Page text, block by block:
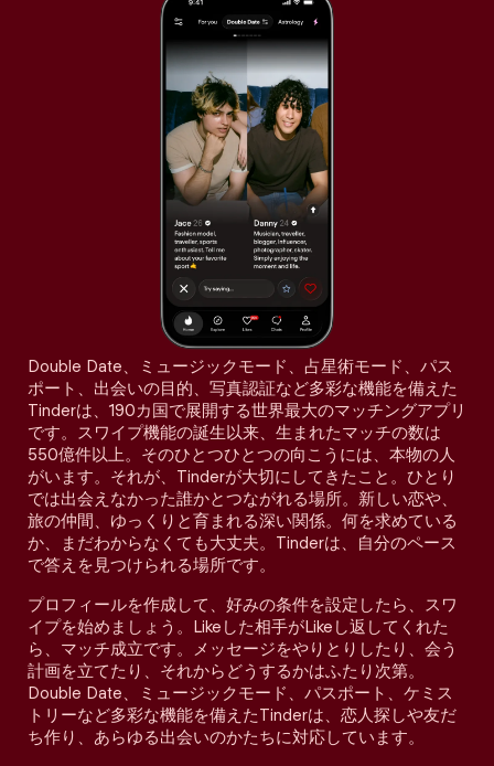
Double Date、ミュージックモード、占星術モード、パス
ポート、出会いの目的、写真認証など多彩な機能を備えた
Tinderは、190カ国で展開する世界最大のマッチングアプリ
です。スワイプ機能の誕生以来、生まれたマッチの数は
550億件以上。そのひとつひとつの向こうには、本物の人
がいます。それが、Tinderが大切にしてきたこと。ひとり
では出会えなかった誰かとつながれる場所。新しい恋や、
旅の仲間、ゆっくりと育まれる深い関係。何を求めている
か、まだわからなくても大丈夫。Tinderは、自分のペース
で答えを見つけられる場所です。
プロフィールを作成して、好みの条件を設定したら、スワ
イプを始めましょう。Likeした相手がLikeし返してくれた
ら、マッチ成立です。メッセージをやりとりしたり、会う
計画を立てたり、それからどうするかはふたり次第。
Double Date、ミュージックモード、パスポート、ケミス
トリーなど多彩な機能を備えたTinderは、恋人探しや友だ
ち作り、あらゆる出会いのかたちに対応しています。